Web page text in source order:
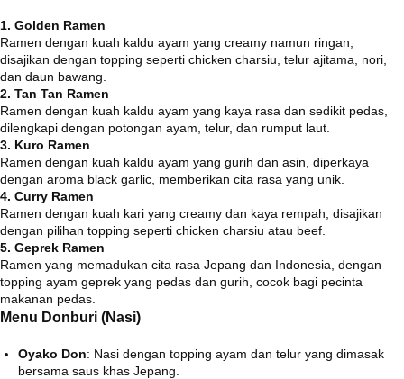
1. Golden Ramen
Ramen dengan kuah kaldu ayam yang creamy namun ringan,
disajikan dengan topping seperti chicken charsiu, telur ajitama, nori,
dan daun bawang.
2. Tan Tan Ramen
Ramen dengan kuah kaldu ayam yang kaya rasa dan sedikit pedas,
dilengkapi dengan potongan ayam, telur, dan rumput laut.
3. Kuro Ramen
Ramen dengan kuah kaldu ayam yang gurih dan asin, diperkaya
dengan aroma black garlic, memberikan cita rasa yang unik.
4. Curry Ramen
Ramen dengan kuah kari yang creamy dan kaya rempah, disajikan
dengan pilihan topping seperti chicken charsiu atau beef. ​
5. Geprek Ramen
Ramen yang memadukan cita rasa Jepang dan Indonesia, dengan
topping ayam geprek yang pedas dan gurih, cocok bagi pecinta
makanan pedas.
Menu Donburi (Nasi)
Oyako Don: Nasi dengan topping ayam dan telur yang dimasak
bersama saus khas Jepang.